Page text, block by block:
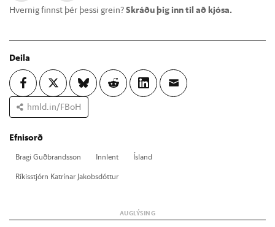
Hvernig finnst þér þessi grein?Skráðu þig inn til að kjósa.
Deila
hmld.in/FBoH
Efnisorð
Bragi Guð­brands­son Inn­lent
Ís­land
Rík­is­stjórn Katrín­ar Jak­obs­dótt­ur